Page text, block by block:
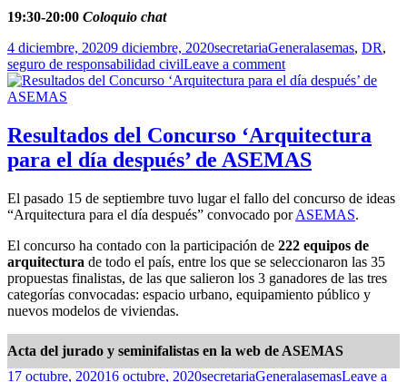
19:30-20:00 Coloquio chat
Publicado
el
4 diciembre, 20209 diciembre, 2020Autor
secretariaCategorías
GeneralEtiquetas
asemas, DR,
seguro de responsabilidad civilLeave a comment
Resultados del Concurso ‘Arquitectura
para el día después’ de ASEMAS
El pasado 15 de septiembre tuvo lugar el fallo del concurso de ideas
“Arquitectura para el día después” convocado porASEMAS.
El concurso ha contado con la participación de 222 equipos de
arquitectura de todo el país, entre los que se seleccionaron las 35
propuestas finalistas, de las que salieron los 3 ganadores de las tres
categorías convocadas: espacio urbano, equipamiento público y
nuevos modelos de viviendas.
Acta del jurado y seminifalistas en la web de ASEMAS
Publicado
17 octubre, 202016 octubre, 2020Autor
secretariaCategorías
GeneralEtiquetas
asemasLeave a